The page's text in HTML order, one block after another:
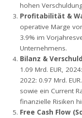
hohen
Profitabilität &
operative Marge
3.9% im
Unternehmens.
Bilanz &
1.09 Mrd. EUR,
2022: 0.97 Mrd.
sowie ein Current
finanzielle Risiken
Free Cash Flow